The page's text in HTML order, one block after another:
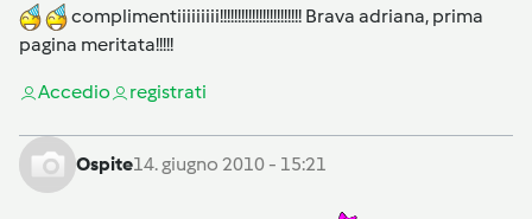
complimentiiiiiiiii!!!!!!!!!!!!!!!!!!!!!!! Brava adriana, prima
pagina meritata!!!!!
Accedio registrati
Ospite14. giugno 2010 - 15:21